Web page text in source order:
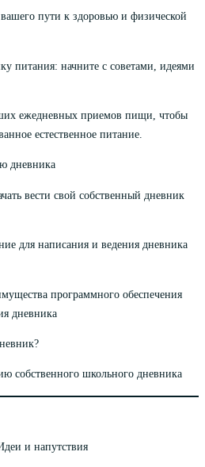
пути к здоровью и физической
питания: начните с советами, идеями
ежедневных приемов пищи, чтобы
естественное питание.
дневника
вести свой собственный дневник
для написания и ведения дневника
программного обеспечения
дневника
собственного школьного дневника
и напутствия